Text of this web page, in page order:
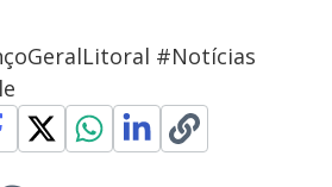
#Notícias